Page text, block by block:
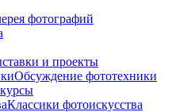
фотографий
и проекты
Обсуждение фототехники
Классики фотоискусства